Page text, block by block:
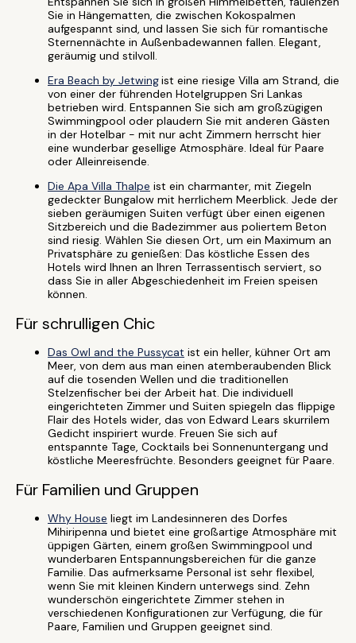
Sie in Hängematten, die zwischen Kokospalmen
aufgespannt sind, und lassen Sie sich für romantische
Sternennächte in Außenbadewannen fallen. Elegant,
geräumig und stilvoll.
Era Beach by Jetwingist eine riesige Villa am Strand, die
von einer der führenden Hotelgruppen Sri Lankas
betrieben wird. Entspannen Sie sich am großzügigen
Swimmingpool oder plaudern Sie mit anderen Gästen
in der Hotelbar - mit nur acht Zimmern herrscht hier
eine wunderbar gesellige Atmosphäre. Ideal für Paare
oder Alleinreisende.
Die Apa Villa Thalpe ist ein charmanter, mit Ziegeln
gedeckter Bungalow mit herrlichem Meerblick. Jede der
sieben geräumigen Suiten verfügt über einen eigenen
Sitzbereich und die Badezimmer aus poliertem Beton
sind riesig. Wählen Sie diesen Ort, um ein Maximum an
Privatsphäre zu genießen: Das köstliche Essen des
Hotels wird Ihnen an Ihren Terrassentisch serviert, so
dass Sie in aller Abgeschiedenheit im Freien speisen
können.
Für schrulligen Chic
Das Owl and the Pussycat ist ein heller, kühner Ort am
Meer, von dem aus man einen atemberaubenden Blick
auf die tosenden Wellen und die traditionellen
Stelzenfischer bei der Arbeit hat. Die individuell
eingerichteten Zimmer und Suiten spiegeln das flippige
Flair des Hotels wider, das von Edward Lears skurrilem
Gedicht inspiriert wurde. Freuen Sie sich auf
entspannte Tage, Cocktails bei Sonnenuntergang und
köstliche Meeresfrüchte. Besonders geeignet für Paare.
Für Familien und Gruppen
Why House liegt im Landesinneren des Dorfes
Mihiripenna und bietet eine großartige Atmosphäre mit
üppigen Gärten, einem großen Swimmingpool und
wunderbaren Entspannungsbereichen für die ganze
Familie. Das aufmerksame Personal ist sehr flexibel,
wenn Sie mit kleinen Kindern unterwegs sind. Zehn
wunderschön eingerichtete Zimmer stehen in
verschiedenen Konfigurationen zur Verfügung, die für
Paare, Familien und Gruppen geeignet sind.